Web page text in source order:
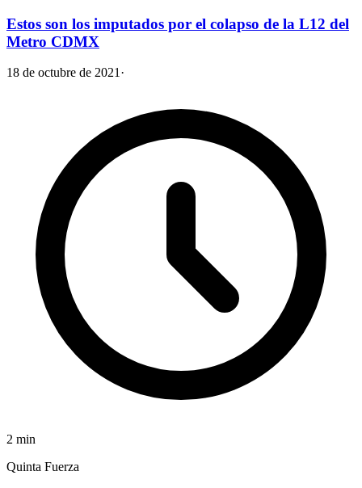
Estos son los imputados por el colapso de la L12 del
Metro CDMX
18 de octubre de 2021 ·
2 min
Quinta Fuerza